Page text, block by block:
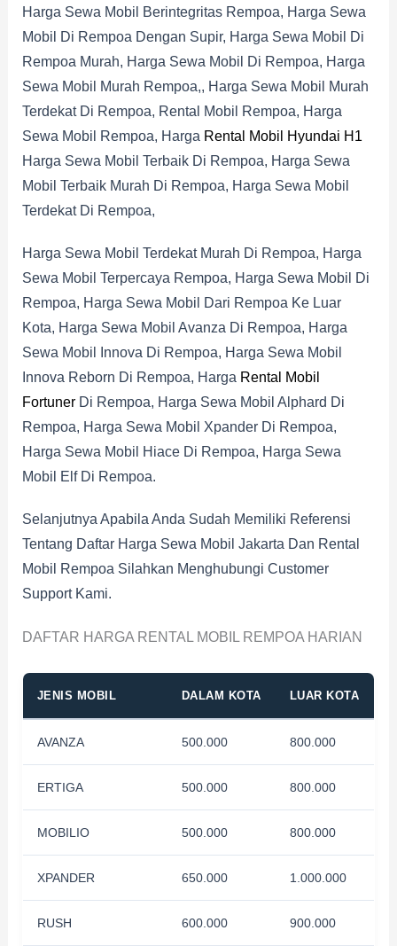
Harga Sewa Mobil Berintegritas Rempoa, Harga Sewa
Mobil Di Rempoa Dengan Supir, Harga Sewa Mobil Di
Rempoa Murah, Harga Sewa Mobil Di Rempoa, Harga
Sewa Mobil Murah Rempoa,, Harga Sewa Mobil Murah
Terdekat Di Rempoa, Rental Mobil Rempoa, Harga
Sewa Mobil Rempoa, Harga Rental Mobil Hyundai H1
Harga Sewa Mobil Terbaik Di Rempoa, Harga Sewa
Mobil Terbaik Murah Di Rempoa, Harga Sewa Mobil
Terdekat Di Rempoa,
Harga Sewa Mobil Terdekat Murah Di Rempoa, Harga
Sewa Mobil Terpercaya Rempoa, Harga Sewa Mobil Di
Rempoa, Harga Sewa Mobil Dari Rempoa Ke Luar
Kota, Harga Sewa Mobil Avanza Di Rempoa, Harga
Sewa Mobil Innova Di Rempoa, Harga Sewa Mobil
Innova Reborn Di Rempoa, Harga Rental Mobil
FortunerDi Rempoa, Harga Sewa Mobil Alphard Di
Rempoa, Harga Sewa Mobil Xpander Di Rempoa,
Harga Sewa Mobil Hiace Di Rempoa, Harga Sewa
Mobil Elf Di Rempoa.
Selanjutnya Apabila Anda Sudah Memiliki Referensi
Tentang Daftar Harga Sewa Mobil Jakarta Dan Rental
Mobil Rempoa Silahkan Menghubungi Customer
Support Kami.
DAFTAR HARGA RENTAL MOBIL REMPOA HARIAN
JENIS MOBIL DALAM KOTA LUAR KOTA
AVANZA 500.000 800.000
ERTIGA 500.000 800.000
MOBILIO 500.000 800.000
XPANDER 650.000 1.000.000
RUSH 600.000 900.000